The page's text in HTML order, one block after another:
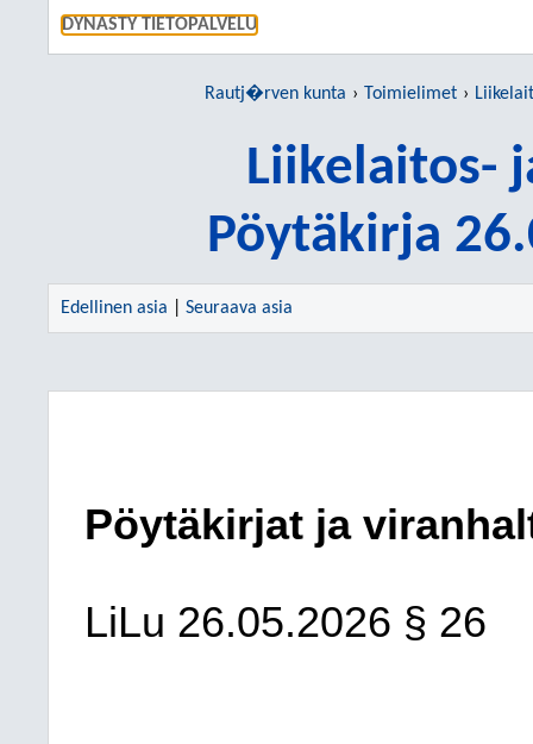
DYNASTY TIETOPALVELU
Rautj�rven kunta Toimielimet
Liikelaitos-
Pöytäkirja
Edellinen asia Seuraava asia
Pöytäkirjat ja
LiLu 26.05.2026 § 26